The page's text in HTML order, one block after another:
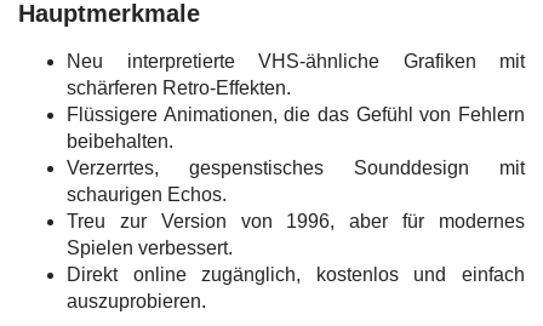
Hauptmerkmale
Neu interpretierte VHS-ähnliche Grafiken mit
schärferen Retro-Effekten.
Flüssigere Animationen, die das Gefühl von Fehlern
beibehalten.
Verzerrtes, gespenstisches Sounddesign mit
schaurigen Echos.
Treu zur Version von 1996, aber für modernes
Spielen verbessert.
Direkt online zugänglich, kostenlos und einfach
auszuprobieren.